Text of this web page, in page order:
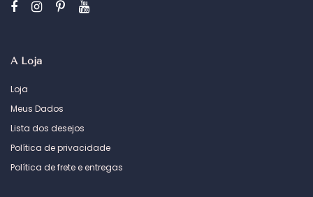
A Loja
Loja
Meus Dados
Lista dos desejos
Política de privacidade
Política de frete e entregas